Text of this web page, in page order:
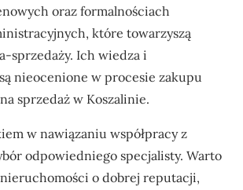
oraz formalnościach
które towarzyszą
sprzedaży. Ich wiedza i
nieocenione w procesie zakupu
sprzedaż w Koszalinie.
w nawiązaniu współpracy z
odpowiedniego specjalisty. Warto
o dobrej reputacji,